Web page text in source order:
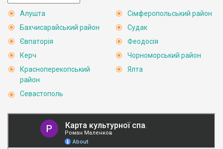
Алушта
Бахчисарайський район
Євпаторія
Керч
Красноперекопський
район
Севастополь
Сімферопольський район
Судак
Феодосія
Чорноморський район
Ялта